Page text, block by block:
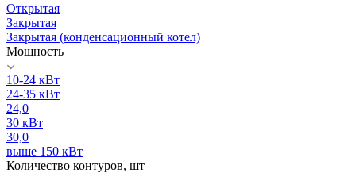
Открытая
Закрытая
Закрытая (конденсационный котел)
Мощность
10-24 кВт
24-35 кВт
24,0
30 кВт
30,0
выше 150 кВт
Количество контуров, шт